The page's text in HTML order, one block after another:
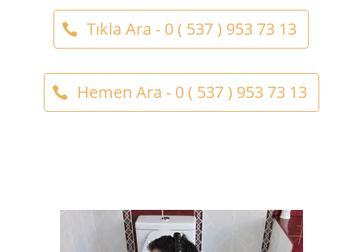
Tıkla Ara - 0 ( 537 ) 953 73 13
Hemen Ara - 0 ( 537 ) 953 73 13